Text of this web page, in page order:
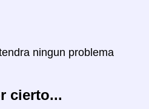
ningun problema
cierto...